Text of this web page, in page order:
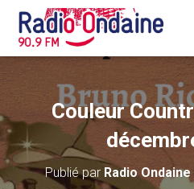
Couleur
Publié par Radio Ondaine